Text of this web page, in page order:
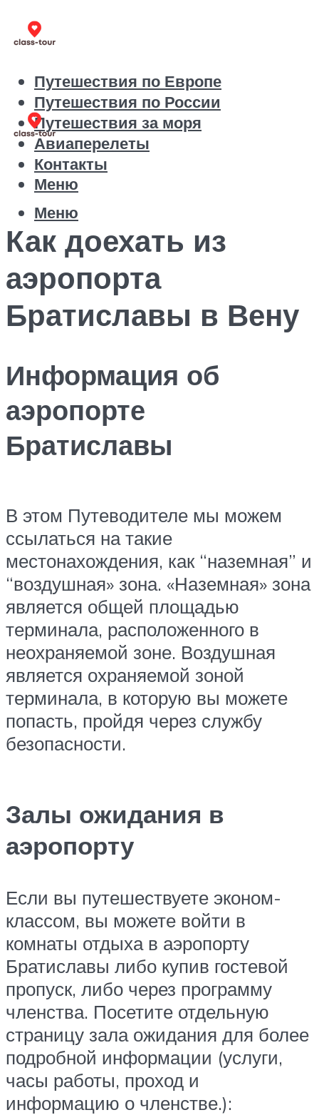
Путешествия по Европе
Путешествия по России
Путешествия за моря
Авиаперелеты
Контакты
Меню
Меню
Как доехать из
аэропорта
Братиславы в Вену
Информация об
аэропорте
Братиславы
В этом Путеводителе мы можем
ссылаться на такие
местонахождения, как “наземная” и
“воздушная» зона. «Наземная» зона
является общей площадью
терминала, расположенного в
неохраняемой зоне. Воздушная
является охраняемой зоной
терминала, в которую вы можете
попасть, пройдя через службу
безопасности.
Залы ожидания в
аэропорту
Если вы путешествуете эконом-
классом, вы можете войти в
комнаты отдыха в аэропорту
Братиславы либо купив гостевой
пропуск, либо через программу
членства. Посетите отдельную
страницу зала ожидания для более
подробной информации (услуги,
часы работы, проход и
информацию о членстве.):